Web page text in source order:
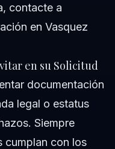
contacte a
en Vasquez
en su Solicitud
documentación
legal o estatus
Siempre
cumplan con los